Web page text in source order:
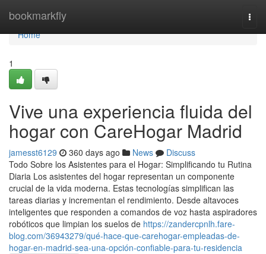
bookmarkfly
Home
Home
1
Vive una experiencia fluida del
hogar con CareHogar Madrid
jamesst6129 360 days ago News
Discuss
Todo Sobre los Asistentes para el Hogar: Simplificando tu Rutina
Diaria Los asistentes del hogar representan un componente
crucial de la vida moderna. Estas tecnologías simplifican las
tareas diarias y incrementan el rendimiento. Desde altavoces
inteligentes que responden a comandos de voz hasta aspiradores
robóticos que limpian los suelos de https://zandercpnlh.fare-
blog.com/36943279/qué-hace-que-carehogar-empleadas-de-
hogar-en-madrid-sea-una-opción-confiable-para-tu-residencia